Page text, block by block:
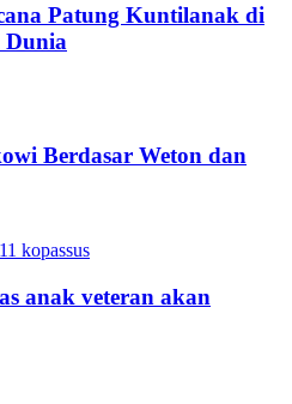
Patung Kuntilanak di
Dunia
Berdasar Weton dan
anak veteran akan